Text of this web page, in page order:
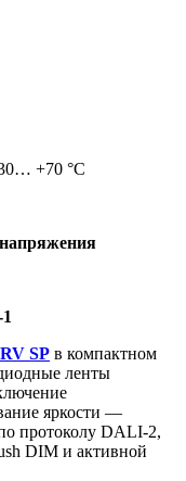
+70 °С
SP в компактном
ленты
яркости —
протоколу DALI-2,
DIM и активной